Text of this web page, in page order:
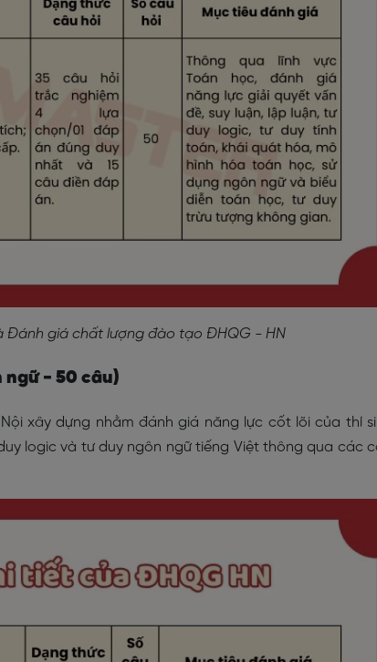
Đánh giá chất lượng đào tạo ĐHQG - HN
ngữ - 50 câu)
xây dựng nhằm đánh giá năng lực cốt lõi của thí
logic và tư duy ngôn ngữ tiếng Việt thông qua các